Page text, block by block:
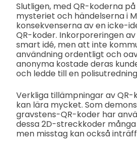
Slutligen, med QR-koderna
mysteriet och händelserna i
konsekvenserna av en icke-
QR-koder. Inkorporeringen
smart idé, men att inte
användning ordentligt och
anonyma kostade deras
och ledde till en
Verkliga tillämpningar av
kan lära mycket. Som
gravstens-QR-koder har
dessa 2D-streckkoder
men misstag kan också